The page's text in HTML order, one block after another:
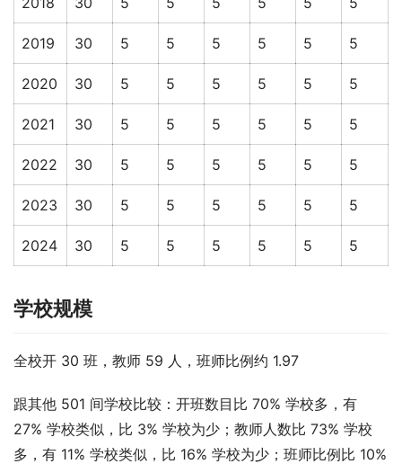
2019 30 5 5 5 5 5 5
2020 30 5 5 5 5 5 5
2021 30 5 5 5 5 5 5
2022 30 5 5 5 5 5 5
2023 30 5 5 5 5 5 5
2024 30 5 5 5 5 5 5
学校规模
全校开 30 班，教师 59 人，班师比例约 1.97
跟其他 501 间学校比较：开班数目比 70% 学校多，有
27% 学校类似，比 3% 学校为少；教师人数比 73% 学校
多，有 11% 学校类似，比 16% 学校为少；班师比例比 10%